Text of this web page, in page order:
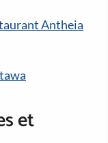
Antheia
et